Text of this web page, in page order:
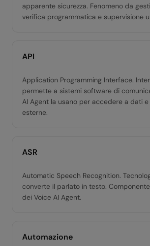
apparente sicurezza. Fenomeno da
verifica programmatica e supervisione
API
Application Programming Interface.
permette a sistemi software di
AI Agent la usano per accedere a dati e
esterne.
ASR
Automatic Speech Recognition.
converte il parlato in testo.
dei Voice AI Agent.
Automazione